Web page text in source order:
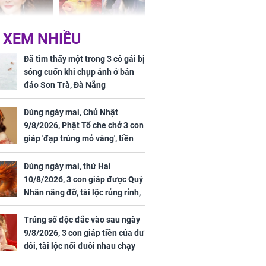
nhân Hồng
Chi Lâm
tin yêu trai
tuổi
Tử vi tuần mới (từ 10
đến 16/8/2026), 3 con
giáp mưa thuận gió
hòa, tiền về như nước,
bạc vàng dư dả, Phú
Quý Vinh Hoa, vận
trình khai sáng
vé,
vượt 8.600
NHIỀU
Đã tìm thấy một trong 3 cô gái bị
sóng cuốn khi chụp ảnh ở bán
đảo Sơn Trà, Đà Nẵng
Đúng ngày mai, Chủ Nhật
9/8/2026, Phật Tổ che chở 3 con
giáp 'đạp trúng mỏ vàng', tiền
bạc nhiều như lá sung, sự
nghiệp vượng phát
Đúng ngày mai, thứ Hai
10/8/2026, 3 con giáp được Quý
Nhân nâng đỡ, tài lộc rủng rỉnh,
yên tâm hưởng vinh hoa Phú
Quý
Trúng số độc đắc vào sau ngày
9/8/2026, 3 con giáp tiền của dư
dôi, tài lộc nối đuôi nhau chạy